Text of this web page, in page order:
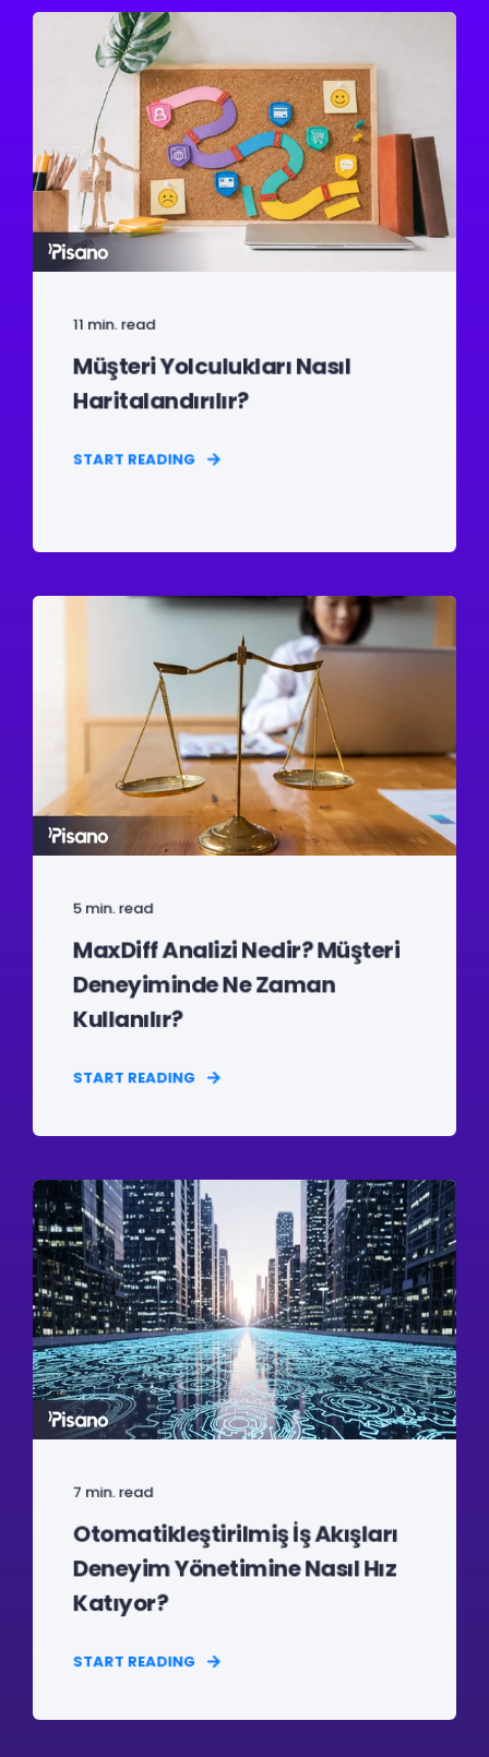
11 min. read
Müşteri Yolculukları Nasıl
Haritalandırılır?
START READING
5 min. read
MaxDiff Analizi Nedir? Müşteri
Deneyiminde Ne Zaman
Kullanılır?
START READING
7 min. read
Otomatikleştirilmiş İş Akışları
Deneyim Yönetimine Nasıl Hız
Katıyor?
START READING